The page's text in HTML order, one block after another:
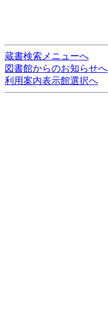
蔵書検索メニューへ
図書館からのお知らせへ
利用案内表示館選択へ